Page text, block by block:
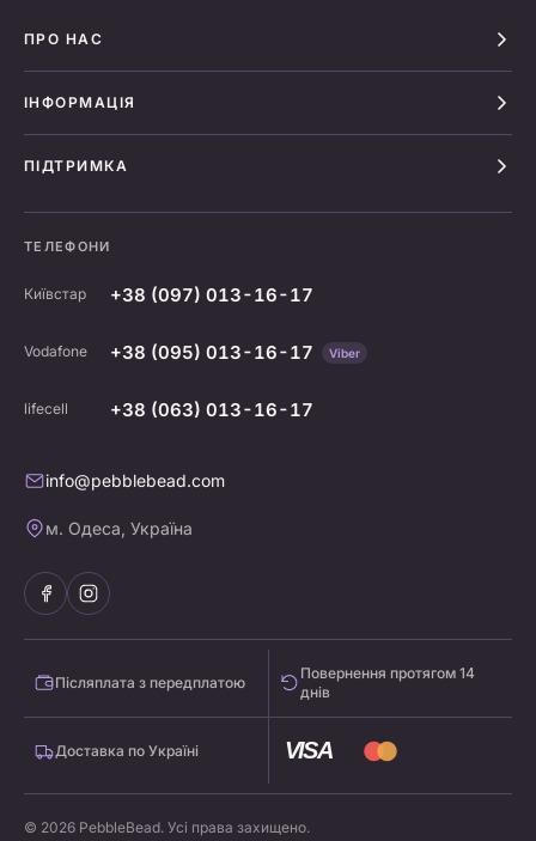
ПРО НАС
ІНФОРМАЦІЯ
ПІДТРИМКА
ТЕЛЕФОНИ
Київстар +38 (097) 013-16-17
Vodafone +38 (095) 013-16-17 Viber
lifecell +38 (063) 013-16-17
info@pebblebead.com
м. Одеса, Україна
Післяплата з передплатою
Повернення протягом 14
днів
Доставка по Україні VISA
© 2026 PebbleBead. Усі права захищено.